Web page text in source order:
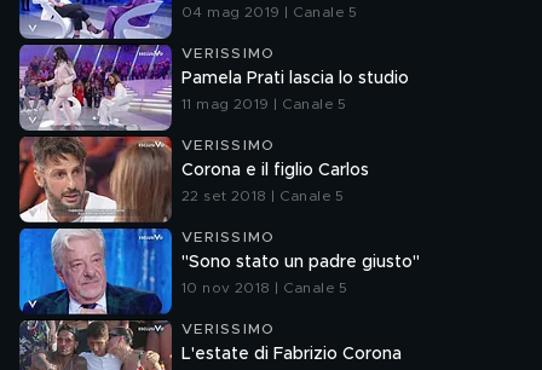
04 mag 2019 | Canale 5
VERISSIMO
Pamela Prati lascia lo studio
11 mag 2019 | Canale 5
VERISSIMO
Corona e il figlio Carlos
22 set 2018 | Canale 5
VERISSIMO
"Sono stato un padre giusto"
10 nov 2018 | Canale 5
VERISSIMO
L'estate di Fabrizio Corona